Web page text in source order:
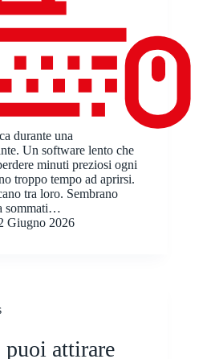
durante una
Un software lento che
minuti preziosi ogni
troppo tempo ad aprirsi.
tra loro. Sembrano
sommati…
Giugno 2026
puoi attirare